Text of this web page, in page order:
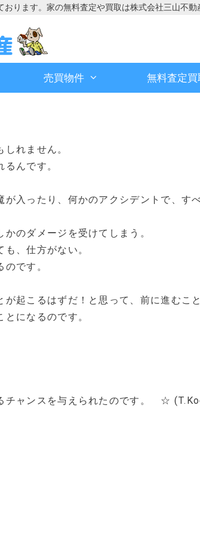
ります。家の無料査定や買取は株式会社三山不動
売買物件 無料査定買
れません。
んです。
入ったり、何かのアクシデントで、す
のダメージを受けてしまう。
、仕方がない。
です。
起こるはずだ！と思って、前に進むこと
になるのです。
チャンスを与えられたのです。 ☆